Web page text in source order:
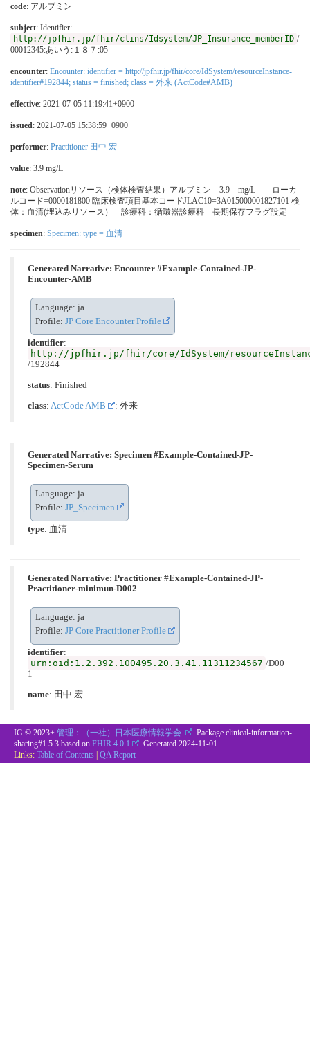
code: アルブミン
subject: Identifier:
http://jpfhir.jp/fhir/clins/Idsystem/JP_Insurance_memberID /
00012345:あいう:１８７:05
encounter: Encounter: identifier = http://jpfhir.jp/fhir/core/IdSystem/resourceInstance-
identifier#192844; status = finished; class = 外来 (ActCode#AMB)
effective: 2021-07-05 11:19:41+0900
issued: 2021-07-05 15:38:59+0900
performer: Practitioner 田中 宏
value: 3.9 mg/L
note: Observationリソース（検体検査結果）アルブミン 3.9 mg/L ローカ
ルコード=0000181800 臨床検査項目基本コードJLAC10=3A015000001827101 検
体：血清(埋込みリソース） 診療科：循環器診療科 長期保存フラグ設定
specimen: Specimen: type = 血清
Generated Narrative: Encounter #Example-Contained-JP-
Encounter-AMB
Language: ja
Profile: JP Core Encounter Profile
identifier:
http://jpfhir.jp/fhir/core/IdSystem/
/192844
status: Finished
class: ActCode AMB : 外来
Generated Narrative: Specimen #Example-Contained-JP-
Specimen-Serum
Language: ja
Profile: JP_Specimen
type: 血清
Generated Narrative: Practitioner #Example-Contained-JP-
Practitioner-minimun-D002
Language: ja
Profile: JP Core Practitioner Profile
identifier:
urn:oid:1.2.392.100495.20.3.41.11311234567 /D00
1
name: 田中 宏
IG © 2023+ 管理：（一社）日本医療情報学会.
. Package clinical-information-
sharing#1.5.3 based on FHIR 4.0.1 . Generated 2024-11-01
Links: Table of Contents | QA Report